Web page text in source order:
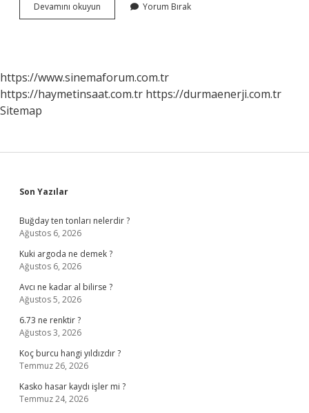
Devamını okuyun
Eldiveni
Yorum Bırak
https://www.sinemaforum.com.tr
https://haymetinsaat.com.tr https://durmaenerji.com.tr
Sitemap
Sidebar
Son Yazılar
Buğday ten tonları nelerdir ?
Ağustos 6, 2026
Kuki argoda ne demek ?
Ağustos 6, 2026
Avcı ne kadar al bilirse ?
Ağustos 5, 2026
6.73 ne renktir ?
Ağustos 3, 2026
Koç burcu hangi yıldızdır ?
Temmuz 26, 2026
Kasko hasar kaydı işler mi ?
Temmuz 24, 2026